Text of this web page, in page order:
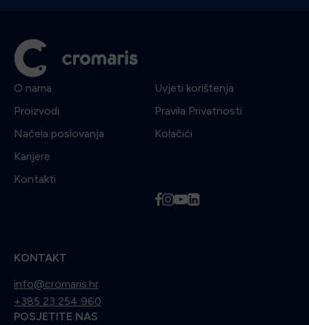
O nama
Proizvodi
Načela poslovanja
Karijere
Kontakti
Uvjeti korištenja
Pravila Privatnosti
Kolačići
fiyl
KONTAKT
info@cromaris.hr
+385 23 254 960
POSJETITE NAS